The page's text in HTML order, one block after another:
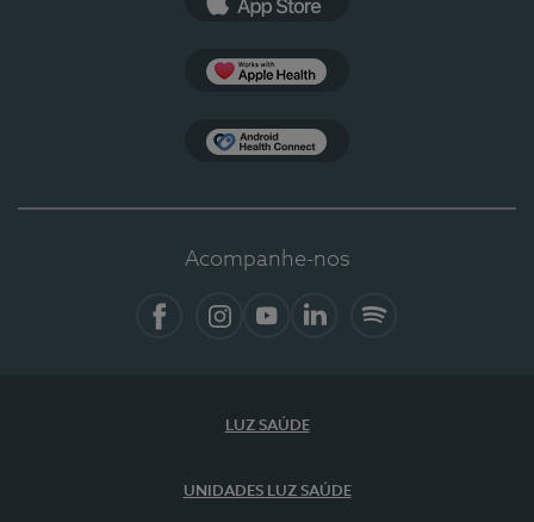
Acompanhe-nos
LUZ SAÚDE
UNIDADES LUZ SAÚDE